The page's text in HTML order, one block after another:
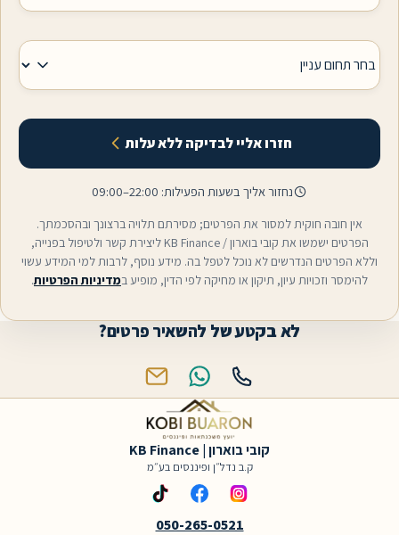
חזרו אליי לבדיקה ללא עלות
נחזור אליך בשעות הפעילות:09:00–22:00
חוקית למסור את הפרטים; מסירתם תלויה ברצונך ובהסכמתך.
הפרטים ישמשו את קובי בוארון / KB Finance ליצירת קשר ולטיפול בפנייה,
הנדרשים לא נוכל לטפל בה. מידע נוסף, לרבות למי המידע עשוי
וזכויות עיון, תיקון או מחיקה לפי הדין, מופיע במדיניות הפרטיות.
לא בקטע של להשאיר פרטים?
WhatsAppאימייל
קובי בוארון | KB Finance
ק.ב נדל״ן ופיננסים בע״מ
050-265-0521
Facebook
TikTok